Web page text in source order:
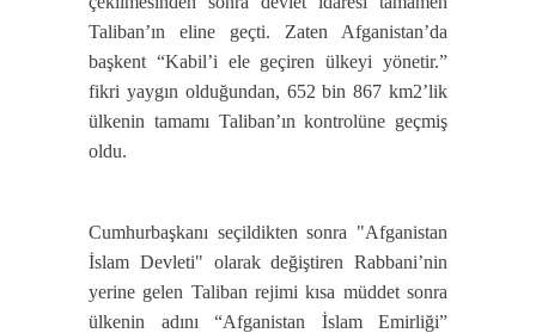
Taliban’ın eline geçti. Zaten Afganistan’da
başkent “Kabil’i ele geçiren ülkeyi yönetir.”
fikri yaygın olduğundan, 652 bin 867 km2’lik
ülkenin tamamı Taliban’ın kontrolüne geçmiş
oldu.
Cumhurbaşkanı seçildikten sonra "Afganistan
İslam Devleti" olarak değiştiren Rabbani’nin
yerine gelen Taliban rejimi kısa müddet sonra
ülkenin adını “Afganistan İslam Emirliği”